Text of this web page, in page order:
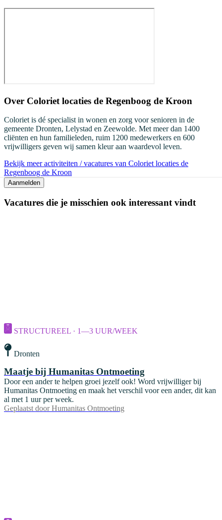
Over Coloriet locaties de Regenboog de Kroon
Coloriet is dé specialist in wonen en zorg voor senioren in de
gemeente Dronten, Lelystad en Zeewolde. Met meer dan 1400
cliënten en hun familieleden, ruim 1200 medewerkers en 600
vrijwilligers geven wij samen kleur aan waardevol leven.
Bekijk meer activiteiten / vacatures van Coloriet locaties de
Regenboog de Kroon
Aanmelden
Vacatures die je misschien ook interessant vindt
STRUCTUREEL · 1—3 UUR/WEEK
Dronten
Maatje bij Humanitas Ontmoeting
Door een ander te helpen groei jezelf ook! Word vrijwilliger bij
Humanitas Ontmoeting en maak het verschil voor een ander, dit kan
al met 1 uur per week.
Geplaatst door Humanitas Ontmoeting